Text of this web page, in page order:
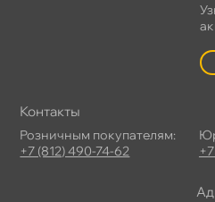
Контакты
Розничным покупателям:
+7 (812) 490-74-62